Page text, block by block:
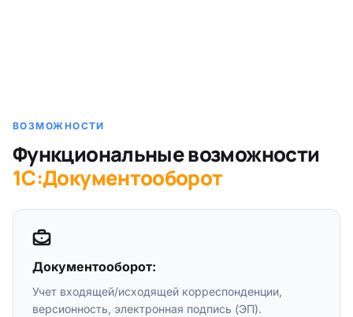
ВОЗМОЖНОСТИ
Функциональные возможности
1С:Документооборот
Документооборот:
Учет входящей/исходящей корреспонденции,
версионность, электронная подпись (ЭП).